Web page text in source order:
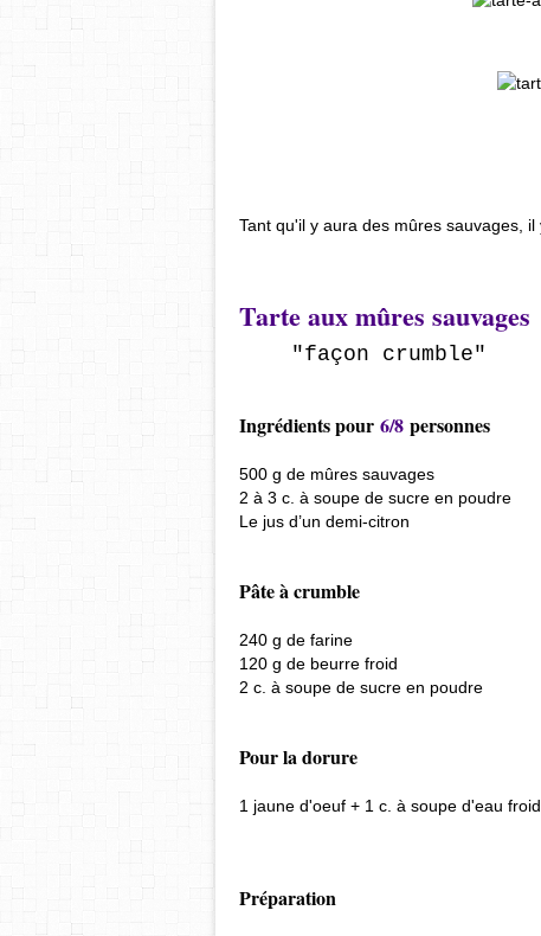
Tant qu'il y aura des mûres sauvages,
Tarte aux mûres sauvages
"façon crumble"
Ingrédientspour 6/8 personnes
500 g de mûres sauvages
2 à 3 c. à soupe de sucre en poudre
Le jus d’un demi-citron
Pâte à crumble
240 g de farine
120 g de beurre froid
2 c. à soupe de sucre en poudre
Pour la dorure
1 jaune d'oeuf + 1 c. à soupe d'eau
Préparation